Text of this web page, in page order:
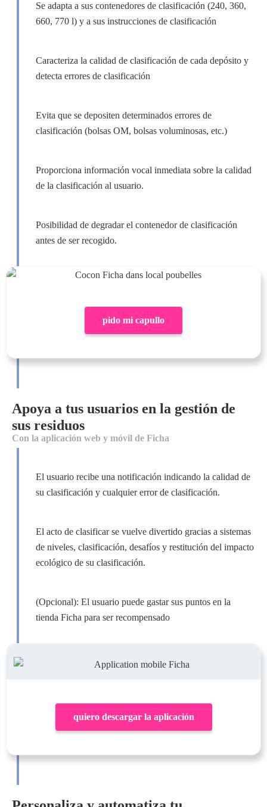
Se adapta a sus contenedores de clasificación (240, 360,
660, 770 l) y a sus instrucciones de clasificación
Caracteriza la calidad de clasificación de cada depósito y
detecta errores de clasificación
Evita que se depositen determinados errores de
clasificación (bolsas OM, bolsas voluminosas, etc.)
Proporciona información vocal inmediata sobre la calidad
de la clasificación al usuario.
Posibilidad de degradar el contenedor de clasificación
antes de ser recogido.
pido mi capullo
quiero descargar la aplicación
Apoya a tus usuarios en la gestión de
sus residuos
Con la aplicación web y móvil de Ficha
El usuario recibe una notificación indicando la calidad de
su clasificación y cualquier error de clasificación.
El acto de clasificar se vuelve divertido gracias a sistemas
de niveles, clasificación, desafíos y restitución del impacto
ecológico de su clasificación.
(Opcional): El usuario puede gastar sus puntos en la
tienda Ficha para ser recompensado